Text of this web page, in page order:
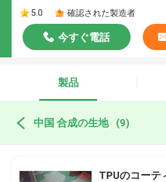
5.0
確認された製造者
今すぐ電話
製品
中国 合成の生地 (9)
TPUのコーテ